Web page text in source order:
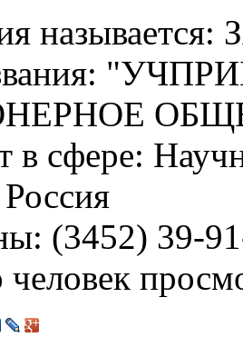
называется:
в сфере:
Россия
(3452) 39-
человек